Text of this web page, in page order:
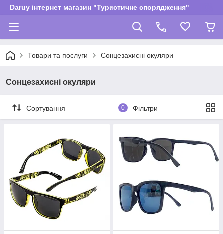
Daruy інтернет магазин "Туристичне спорядження"
Товари та послуги Сонцезахисні окуляри
Сонцезахисні окуляри
Сортування 0 Фільтри